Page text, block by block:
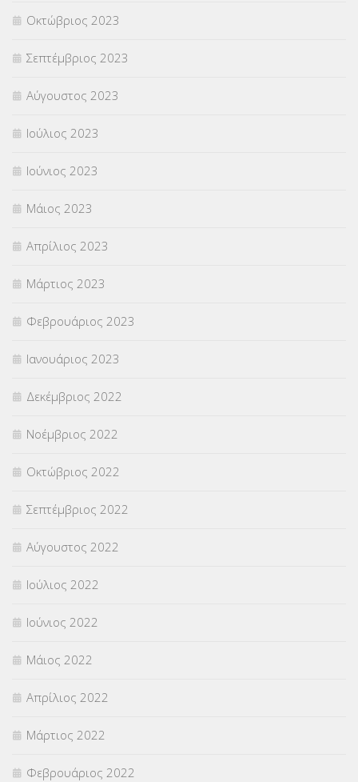
Οκτώβριος 2023
Σεπτέμβριος 2023
Αύγουστος 2023
Ιούλιος 2023
Ιούνιος 2023
Μάιος 2023
Απρίλιος 2023
Μάρτιος 2023
Φεβρουάριος 2023
Ιανουάριος 2023
Δεκέμβριος 2022
Νοέμβριος 2022
Οκτώβριος 2022
Σεπτέμβριος 2022
Αύγουστος 2022
Ιούλιος 2022
Ιούνιος 2022
Μάιος 2022
Απρίλιος 2022
Μάρτιος 2022
Φεβρουάριος 2022